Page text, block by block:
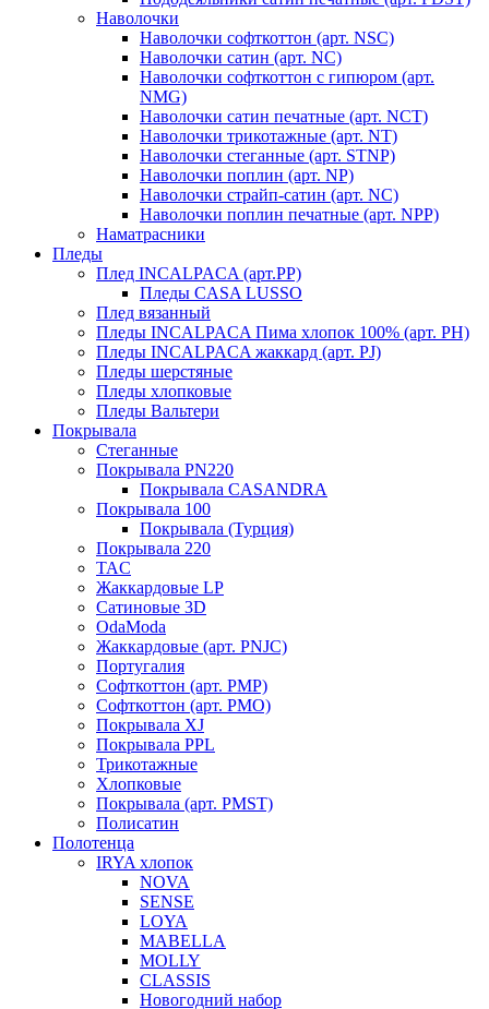
Наволочки
Наволочки софткоттон (арт. NSC)
Наволочки сатин (арт. NC)
Наволочки софткоттон с гипюром (арт.
NMG)
Наволочки сатин печатные (арт. NCT)
Наволочки трикотажные (арт. NT)
Наволочки стеганные (арт. STNP)
Наволочки поплин (арт. NP)
Наволочки страйп-сатин (арт. NC)
Наволочки поплин печатные (арт. NPP)
Наматрасники
Пледы
Плед INCALPACA (арт.PP)
Пледы CASA LUSSO
Плед вязанный
Пледы INCALPACA Пима хлопок 100% (арт. PH)
Пледы INCALPACA жаккард (арт. PJ)
Пледы шерстяные
Пледы хлопковые
Пледы Вальтери
Покрывала
Стеганные
Покрывала PN220
Покрывала CASANDRA
Покрывала 100
Покрывала (Турция)
Покрывала 220
TAC
Жаккардовые LP
Сатиновые 3D
OdaModa
Жаккардовые (арт. PNJC)
Португалия
Софткоттон (арт. PMP)
Софткоттон (арт. PMO)
Покрывала XJ
Покрывала PPL
Трикотажные
Хлопковые
Покрывала (арт. PMST)
Полисатин
Полотенца
IRYA хлопок
NOVA
SENSE
LOYA
MABELLA
MOLLY
CLASSIS
Новогодний набор